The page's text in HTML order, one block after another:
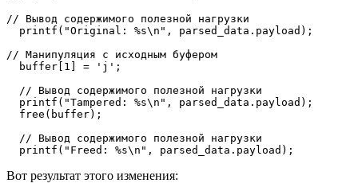
// Вывод содержимого полезной нагрузки
  printf("Original: %s\n", parsed_data.payload);
// Манипуляция с исходным буфером
  buffer[1] = 'j';
  // Вывод содержимого полезной нагрузки
  printf("Tampered: %s\n", parsed_data.payload);
  free(buffer);
  // Вывод содержимого полезной нагрузки
  printf("Freed: %s\n", parsed_data.payload);
Вот результат этого изменения: